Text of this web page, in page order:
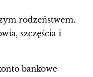
rodzeństwem.
szczęścia i
bankowe